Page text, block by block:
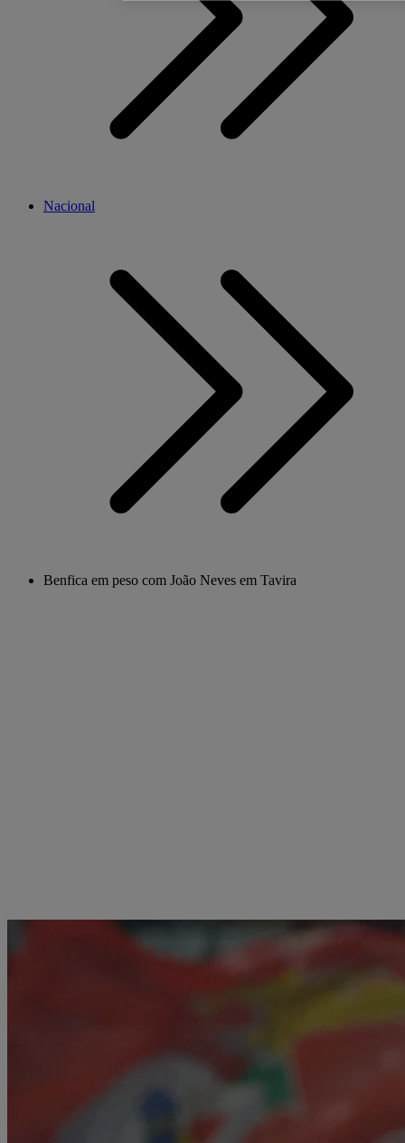
Nacional
Benfica em peso com João Neves em Tavira